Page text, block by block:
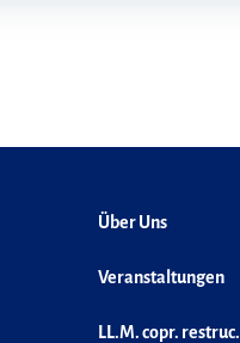
Über Uns
Veranstaltungen
LL.M. copr. restruc.